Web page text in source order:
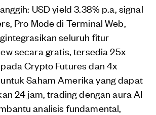
USD yield 3.38% p.a, signal
Pro Mode di Terminal Web,
seluruh fitur
secara gratis, tersedia 25x
Crypto Futures dan 4x
Saham Amerika yang dapat
24 jam, trading dengan aura AI
analisis fundamental,